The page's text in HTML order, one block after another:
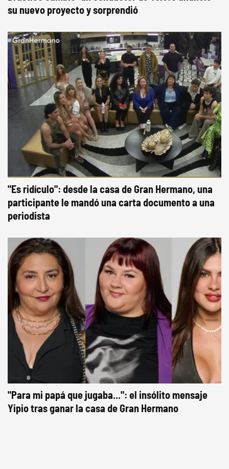
su nuevo proyecto y sorprendió
"Es ridículo": desde la casa de Gran Hermano, una
participante le mandó una carta documento a una
periodista
"Para mi papá que jugaba...": el insólito mensaje
Yipio tras ganar la casa de Gran Hermano